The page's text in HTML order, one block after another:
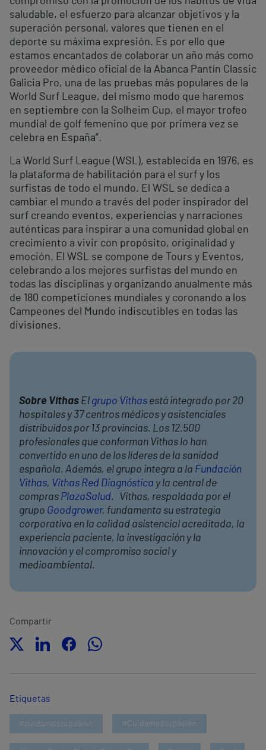
saludable, el esfuerzo para alcanzar objetivos y la
superación personal, valores que tienen en el
deporte su máxima expresión. Es por ello que
estamos encantados de colaborar un año más como
proveedor médico oficial de la Abanca Pantín Classic
Galicia Pro, una de las pruebas más populares de la
World Surf League, del mismo modo que haremos
en septiembre con la Solheim Cup, el mayor trofeo
mundial de golf femenino que por primera vez se
celebra en España”.
La World Surf League (WSL), establecida en 1976, es
la plataforma de habilitación para el surf y los
surfistas de todo el mundo. El WSL se dedica a
cambiar el mundo a través del poder inspirador del
surf creando eventos, experiencias y narraciones
auténticas para inspirar a una comunidad global en
crecimiento a vivir con propósito, originalidad y
emoción. El WSL se compone de Tours y Eventos,
celebrando a los mejores surfistas del mundo en
todas las disciplinas y organizando anualmente más
de 180 competiciones mundiales y coronando a los
Campeones del Mundo indiscutibles en todas las
divisiones.
Sobre Vithas El grupo Vithas está integrado por 20
hospitales y 37 centros médicos y asistenciales
distribuidos por 13 provincias. Los 12.500
profesionales que conforman Vithas lo han
convertido en uno de los líderes de la sanidad
española. Además, el grupo integra a la Fundación
Vithas, Vithas Red Diagnóstica y la central de
compras PlazaSalud. Vithas, respaldada por el
grupo Goodgrower, fundamenta su estrategia
corporativa en la calidad asistencial acreditada, la
experiencia paciente, la investigación y la
innovación y el compromiso social y
medioambiental.
Compartir
Etiquetas
#cuidamostupasion #Cuidamostupasión